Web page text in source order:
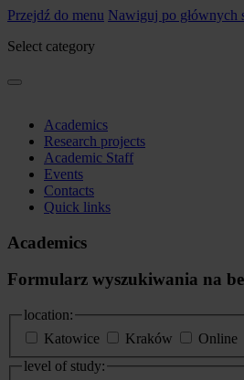
Przejdź do menu Nawiguj po głównych
Select category
Academics
Research projects
Academic Staff
Events
Contacts
Quick links
Academics
Formularz wyszukiwania na
location:
Katowice
Kraków Online
level of study: